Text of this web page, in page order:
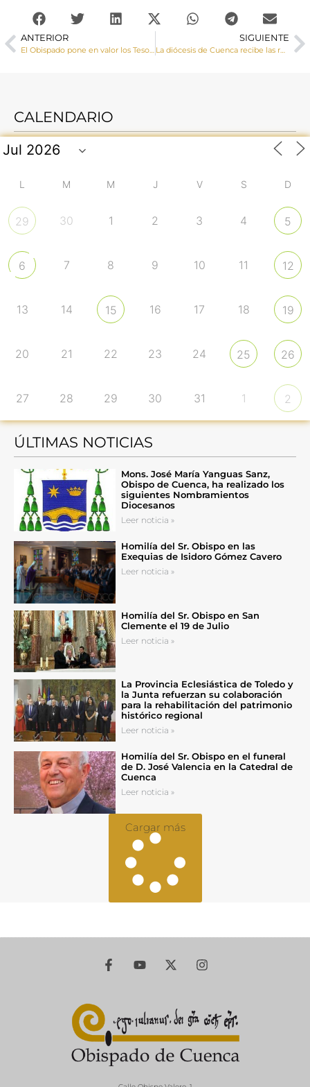
ANTERIOR
El Obispado pone en valor los Tesoros de Cuenca para dar a conocer la riqueza patrimonial, cultural y natural de la provincia y contribuir así a frenar la despoblación
SIGUIENTE
La diócesis de Cuenca recibe las reliquias de Santa Bernardita
CALENDARIO
L M M J V S D
29 30 1 2 3 4 5
6 7 8 9 10 11 12
13 14 15 16 17 18 19
20 21 22 23 24 25 26
27 28 29 30 31 1 2
ÚLTIMAS NOTICIAS
Mons. José María Yanguas Sanz,
Obispo de Cuenca, ha realizado los
siguientes Nombramientos
Diocesanos
Leer noticia »
Homilía del Sr. Obispo en las
Exequias de Isidoro Gómez Cavero
Leer noticia »
Homilía del Sr. Obispo en San
Clemente el 19 de Julio
Leer noticia »
La Provincia Eclesiástica de Toledo y
la Junta refuerzan su colaboración
para la rehabilitación del patrimonio
histórico regional
Leer noticia »
Homilía del Sr. Obispo en el funeral
de D. José Valencia en la Catedral de
Cuenca
Leer noticia »
Cargar más